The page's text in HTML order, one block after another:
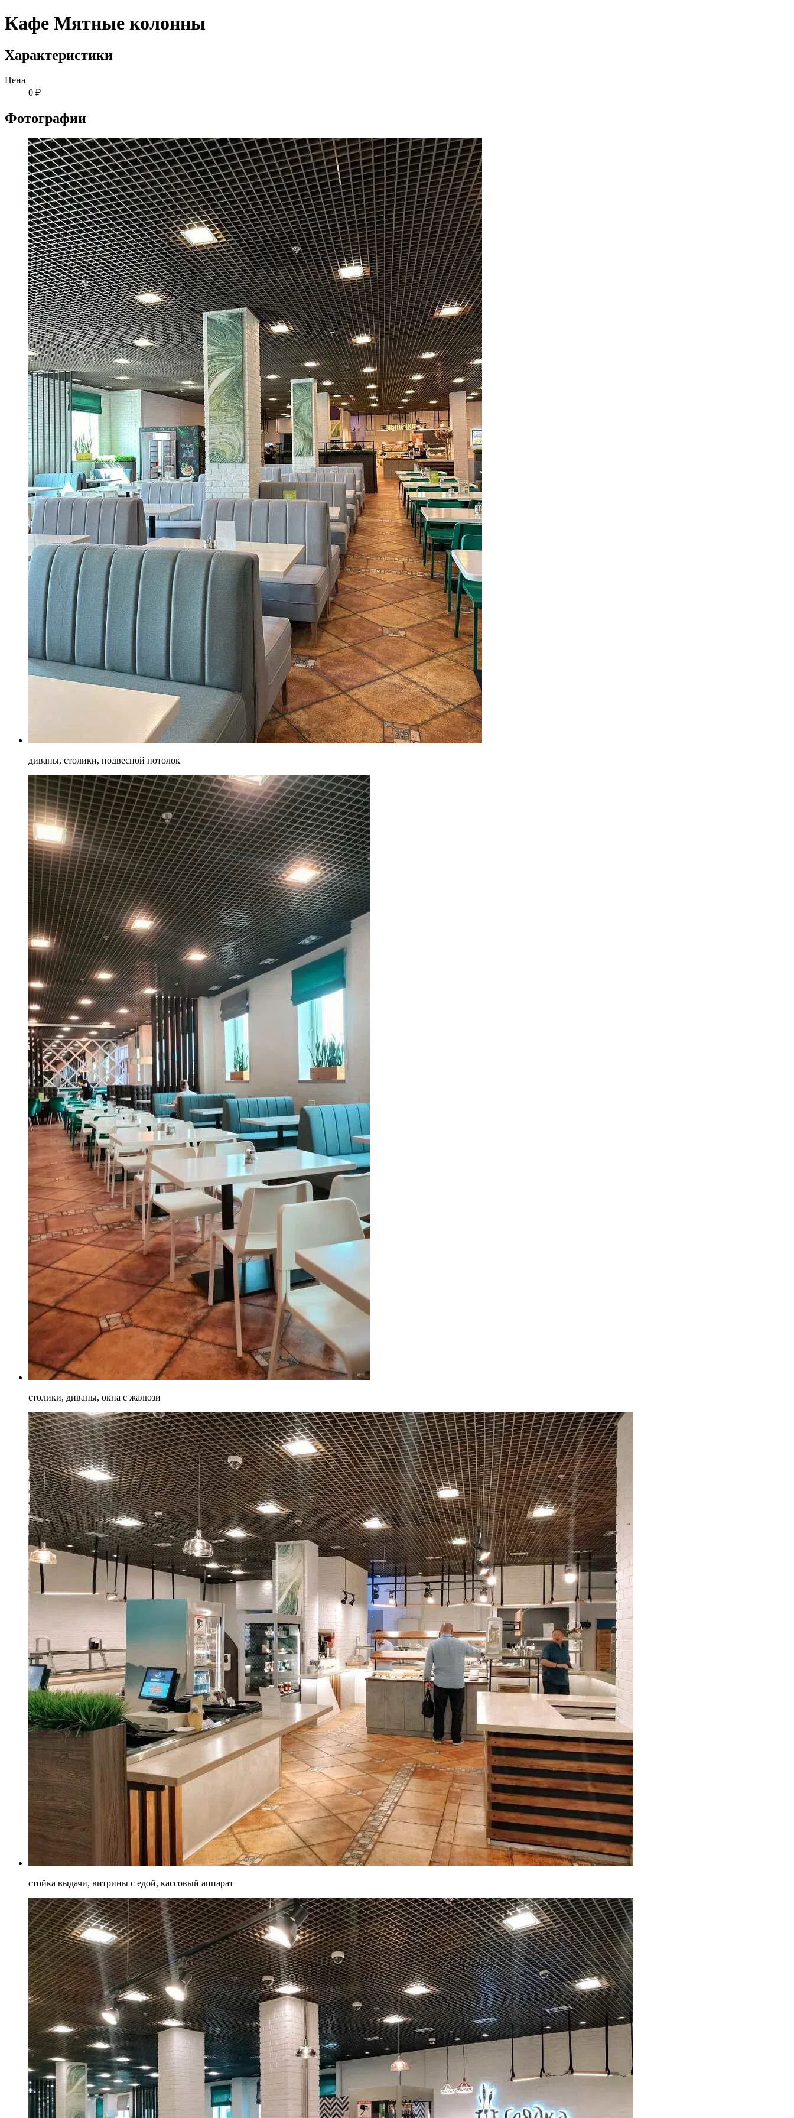
Кафе Мятные колонны
Характеристики
Цена
0 ₽
Фотографии
диваны, столики, подвесной потолок
столики, диваны, окна с жалюзи
стойка выдачи, витрины с едой, кассовый аппарат